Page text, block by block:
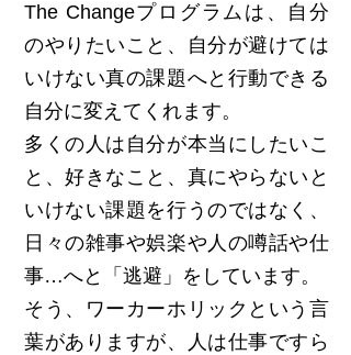
The Changeプログラムは、自分
のやりたいこと、自分が避けては
いけない真の課題へと行動できる
自分に変えてくれます。
多くの人は自分が本当にしたいこ
と、好きなこと、真にやらないと
いけない課題を行うのではなく、
日々の雑事や娯楽や人の噂話や仕
事…へと「逃避」をしています。
そう、ワーカーホリックという言
葉がありますが、人は仕事ですら